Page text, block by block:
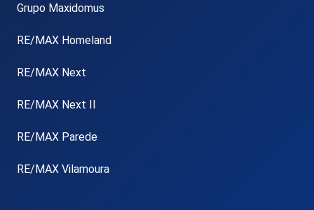
Grupo Maxidomus
RE/MAX Homeland
RE/MAX Next
RE/MAX Next II
RE/MAX Parede
RE/MAX Vilamoura